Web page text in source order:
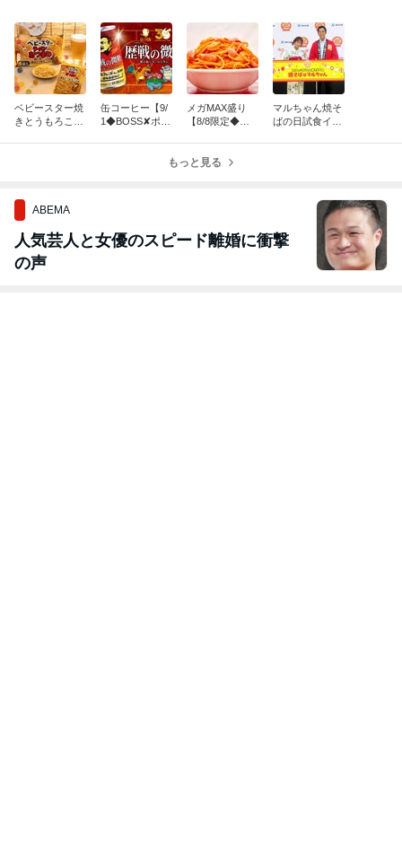
ベビースター焼
きとうもろこし
缶コーヒー【9/
1◆BOSS✘ポケ
メガMAX盛り
【8/8限定◆ス
舗】
マルちゃん焼そ
ばの日試食イベ
もっと見る
ABEMA
人気芸人と女優のスピード離婚に衝撃
の声